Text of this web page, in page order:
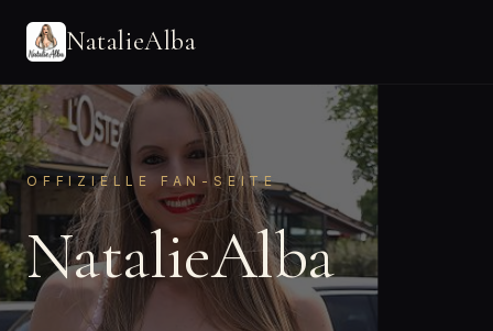
NatalieAlba
OFFIZIELLE FAN-SEITE
NatalieAlba